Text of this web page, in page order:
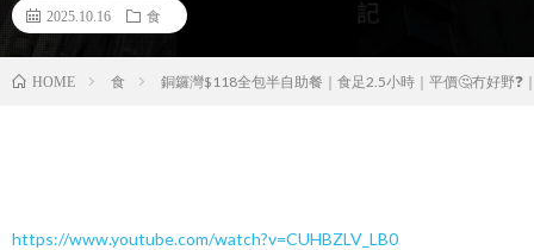
2025.10.16 食
HOME 食 銅鑼灣$118全包半自助餐｜食足2.5小時｜平價🤔冇好野
https://www.youtube.com/watch?v=CUHBZLV_LB0